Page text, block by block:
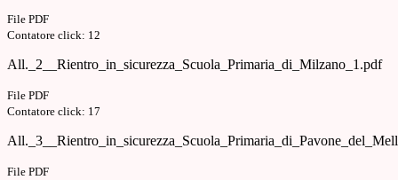
File PDF
Contatore click: 12
All._2__Rientro_in_sicurezza_Scuola_Primaria_di_Milzano_1.pdf
File PDF
Contatore click: 17
File PDF